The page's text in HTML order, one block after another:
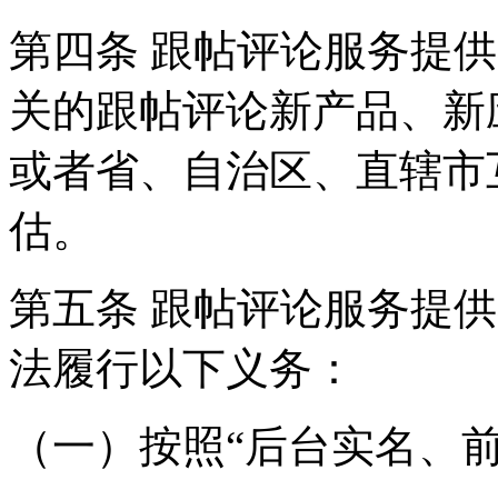
第四条 跟帖评论服务提
关的跟帖评论新产品、
或者省、自治区、直辖
估。
第五条 跟帖评论服务提
法履行以下义务：
（一）按照“后台实名、